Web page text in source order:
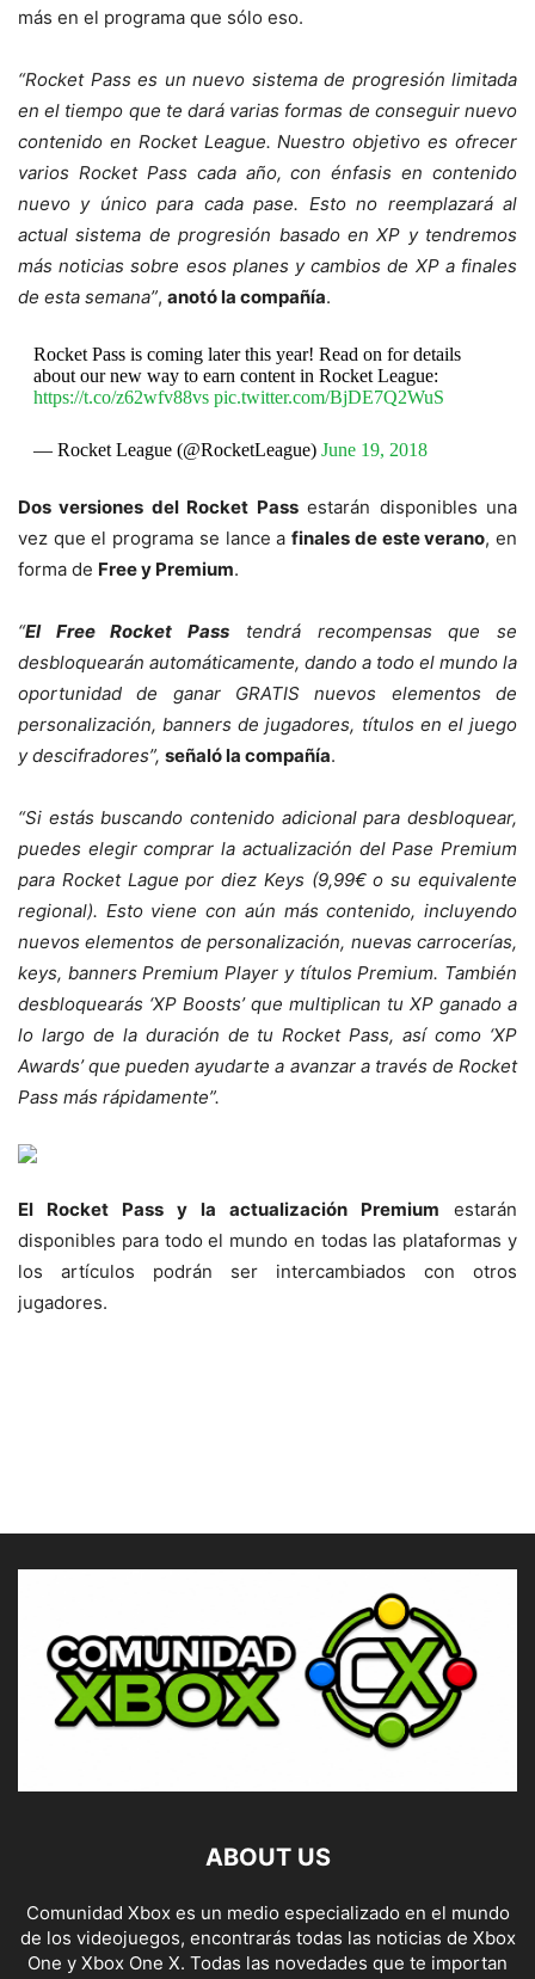
más en el programa que sólo eso.
“Rocket Pass es un nuevo sistema de progresión limitada
en el tiempo que te dará varias formas de conseguir nuevo
contenido en Rocket League. Nuestro objetivo es ofrecer
varios Rocket Pass cada año, con énfasis en contenido
nuevo y único para cada pase. Esto no reemplazará al
actual sistema de progresión basado en XP y tendremos
más noticias sobre esos planes y cambios de XP a finales
de esta semana”, anotó la compañía.
Rocket Pass is coming later this year! Read on for details
about our new way to earn content in Rocket League:
https://t.co/z62wfv88vs pic.twitter.com/BjDE7Q2WuS
— Rocket League (@RocketLeague) June 19, 2018
Dos versiones del Rocket Passestarán disponibles una
vez que el programa se lance afinales de este verano, en
forma de Free y Premium.
“El Free Rocket Pass tendrá recompensas que se
desbloquearán automáticamente, dando a todo el mundo la
oportunidad de ganar GRATIS nuevos elementos de
personalización, banners de jugadores, títulos en el juego
y descifradores”, señaló la compañía.
“Si estás buscando contenido adicional para desbloquear,
puedes elegir comprar la actualización del Pase Premium
para Rocket Lague por diez Keys (9,99€ o su equivalente
regional). Esto viene con aún más contenido, incluyendo
nuevos elementos de personalización, nuevas carrocerías,
keys, banners Premium Player y títulos Premium. También
desbloquearás ‘XP Boosts’ que multiplican tu XP ganado a
lo largo de la duración de tu Rocket Pass, así como ‘XP
Awards’ que pueden ayudarte a avanzar a través de Rocket
Pass más rápidamente”.
El Rocket Pass y la actualización Premium estarán
disponibles para todo el mundo en todas las plataformas y
los artículos podrán ser intercambiados con otros
jugadores.
ABOUT US
Comunidad Xbox es un medio especializado en el mundo
de los videojuegos, encontrarás todas las noticias de Xbox
One y Xbox One X. Todas las novedades que te importan